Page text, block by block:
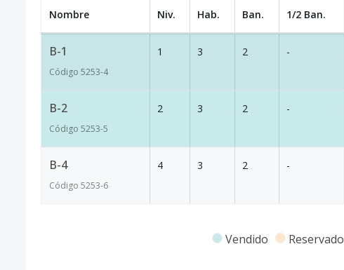
Nombre Niv. Hab. Ban. 1/2 Ban.
B-1
Código 5253-4
1 3 2 -
B-2
Código 5253-5
2 3 2 -
B-4
Código 5253-6
4 3 2 -
Vendido Reservado